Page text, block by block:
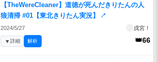
【TheWereCleaner】道徳が死んだきりたんの人
狼清掃 #01【東北きりたん実況】
↗
2024/5/27 戌宮！
👑66
▼詳細 解析